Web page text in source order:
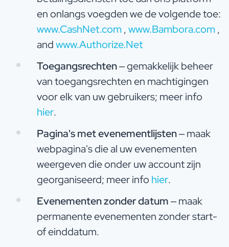
en onlangs voegden we de volgende toe:
www.CashNet.com,www.Bambora.com,
andwww.Authorize.Net
Toegangsrechten– gemakkelijk beheer
van toegangsrechten en machtigingen
voor elk van uw gebruikers; meer info
hier.
Pagina's met evenementlijsten– maak
webpagina's die al uw evenementen
weergeven die onder uw account zijn
georganiseerd; meer info hier.
Evenementen zonder datum– maak
permanente evenementen zonder start-
of einddatum.